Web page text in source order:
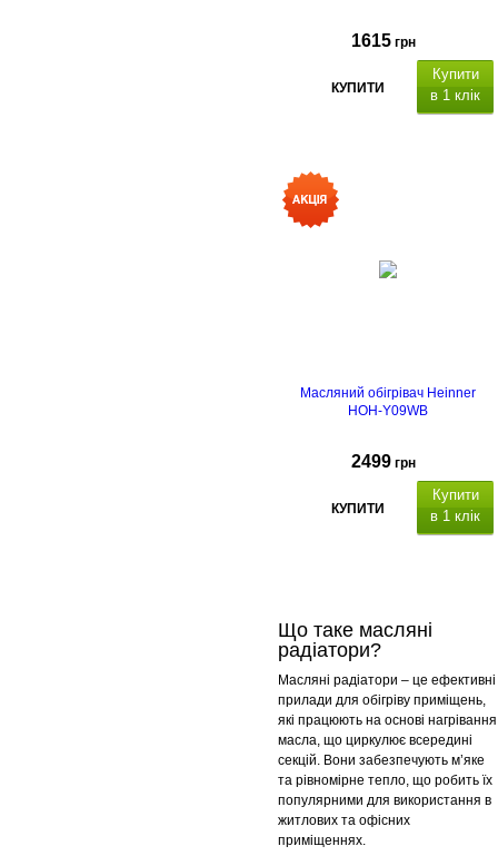
1615 грн
КУПИТИ
Купити
в 1 клік
Масляний обігрівач Heinner
HOH-Y09WB
2499 грн
КУПИТИ
Купити
в 1 клік
Що таке масляні
радіатори?
Масляні радіатори – це ефективні
прилади для обігріву приміщень,
які працюють на основі нагрівання
масла, що циркулює всередині
секцій. Вони забезпечують м’яке
та рівномірне тепло, що робить їх
популярними для використання в
житлових та офісних
приміщеннях.